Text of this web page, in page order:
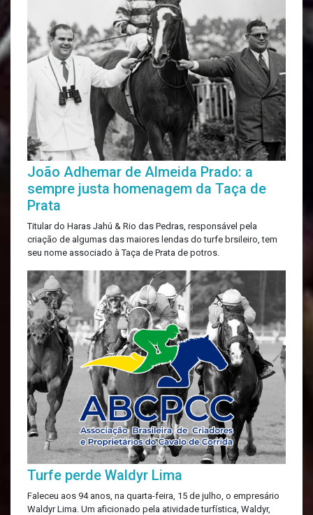
João Adhemar de Almeida Prado: a
sempre justa homenagem da Taça de
Prata
Titular do Haras Jahú & Rio das Pedras, responsável pela
criação de algumas das maiores lendas do turfe brsileiro, tem
seu nome associado à Taça de Prata de potros.
Turfe perde Waldyr Lima
Faleceu aos 94 anos, na quarta-feira, 15 de julho, o empresário
Waldyr Lima. Um aficionado pela atividade turfística, Waldyr,